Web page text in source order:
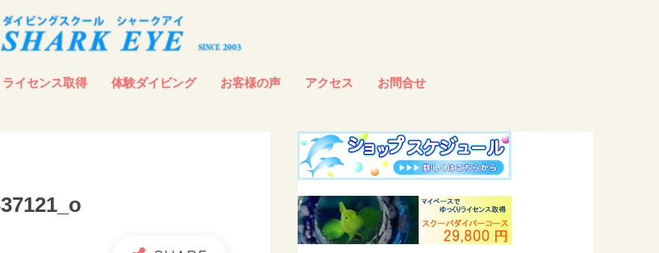
ライセンス取得 体験ダイビング お客様の声 アクセス お問合せ